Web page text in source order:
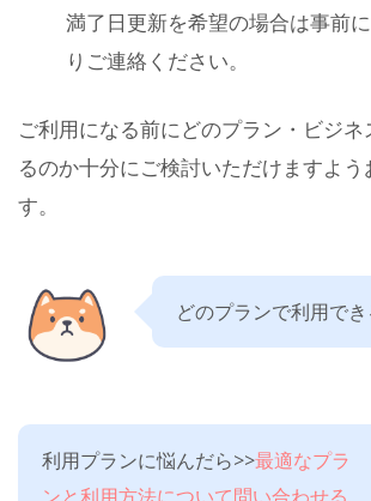
満了日更新を希望の場合は事前
りご連絡ください。
ご利用になる前にどのプラン・ビジ
るのか十分にご検討いただけますよう
す。
どのプランで利用で
利用プランに悩んだら>>最適なプラ